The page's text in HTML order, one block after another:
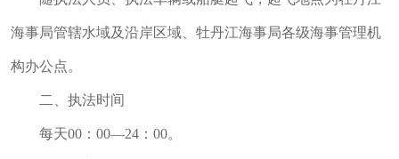
海事局管辖水域及沿岸区域、牡丹江海事局各级海事管理机
构办公点。
二、执法时间
每天00：00—24：00。